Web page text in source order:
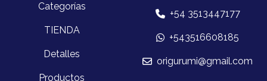
Categorías
TIENDA
Detalles
Productos
+54 3513447177
+543516608185
origurumi@gmail.com